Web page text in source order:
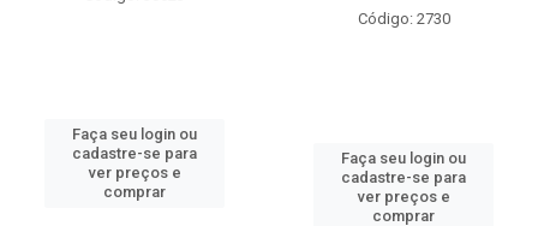
Faça seu login ou
cadastre-se para
ver preços e
comprar
Código: 2730
Faça seu login ou
cadastre-se para
ver preços e
comprar